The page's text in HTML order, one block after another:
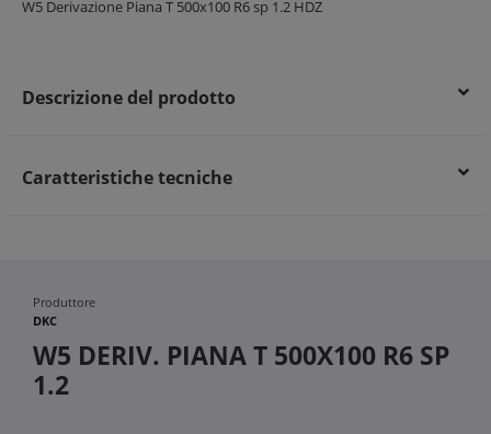
W5 Derivazione Piana T 500x100 R6 sp 1.2 HDZ
Descrizione del prodotto
Caratteristiche tecniche
Produttore
DKC
W5 DERIV. PIANA T 500X100 R6 SP
1.2